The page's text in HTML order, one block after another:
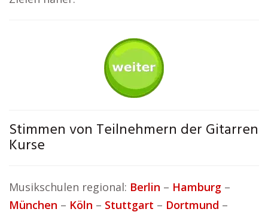
Stimmen von Teilnehmern der Gitarren
Kurse
Musikschulen regional: Berlin – Hamburg –
München – Köln – Stuttgart – Dortmund –